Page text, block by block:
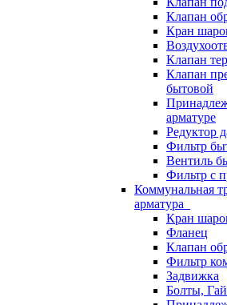
Клапан
Кран
Клапан
Клапан
бытовой
арматуре
Редуктор
Фильтр
Вентиль
Фильтр с
Коммунальная
арматура
Кран
Фланец
Клапан
Фильтр
Задвижка
Болты,